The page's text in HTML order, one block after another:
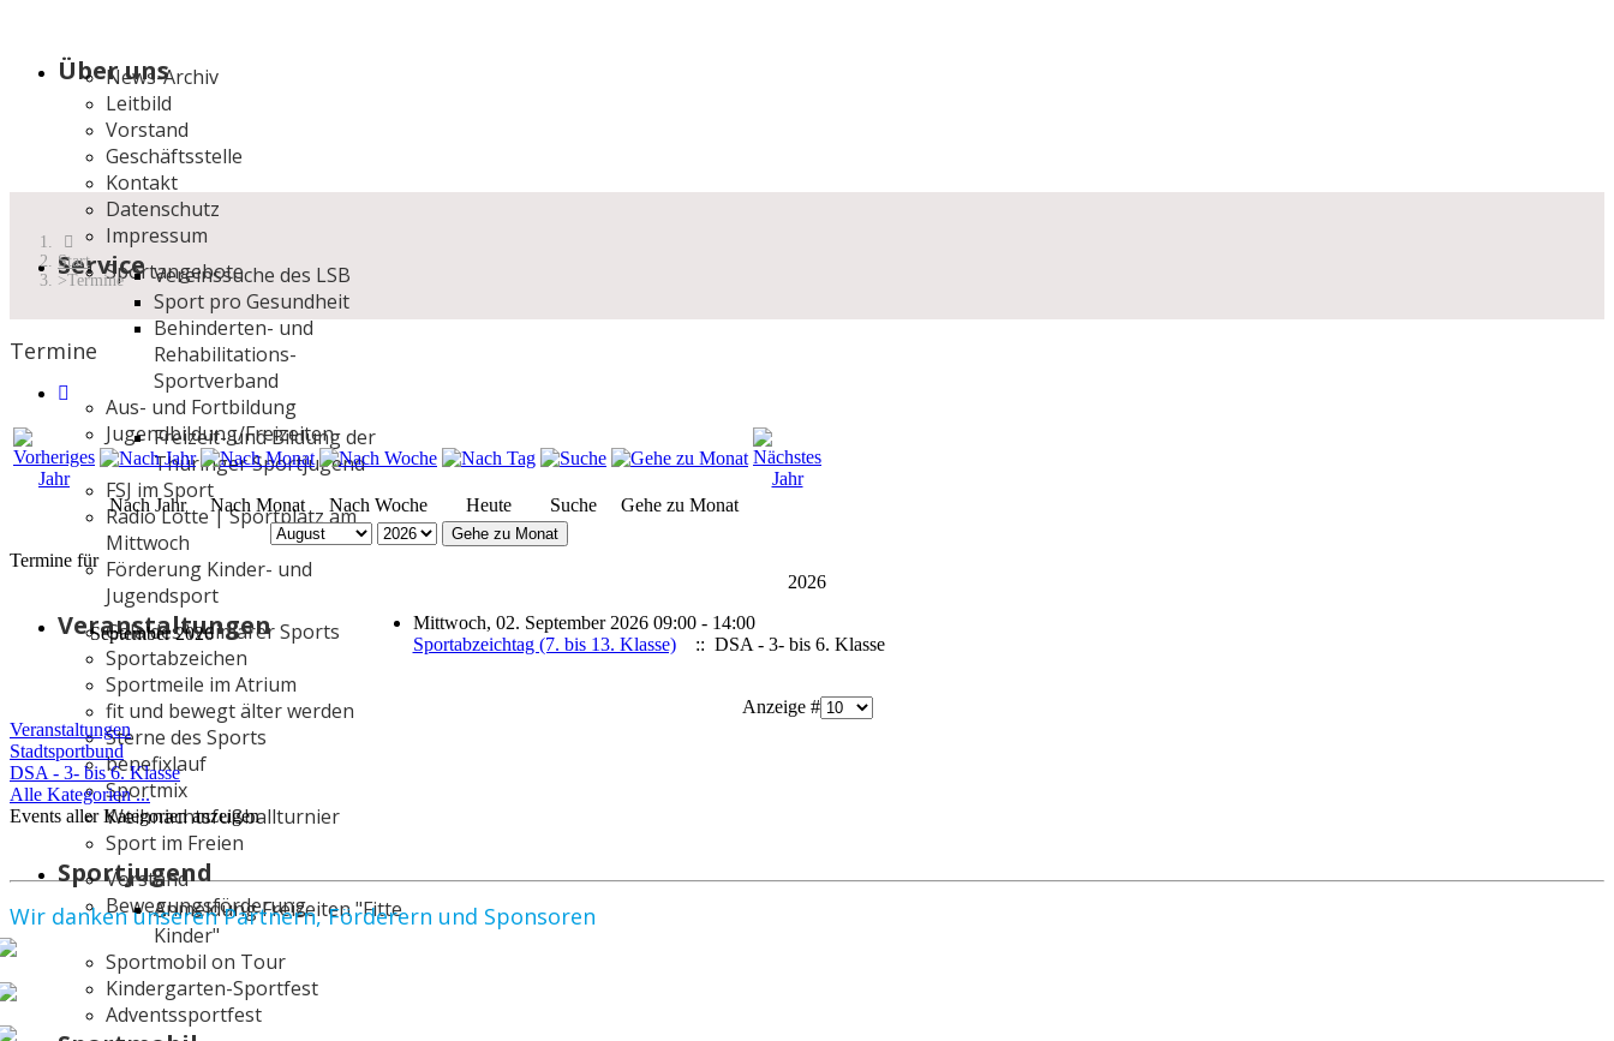
Über uns
News-Archiv
Leitbild
Vorstand
Geschäftsstelle
Kontakt
Datenschutz
Impressum
ServiceSportangebote
Vereinssuche des LSB
Sport pro Gesundheit
Behinderten- und
Rehabilitations-
Sportverband
Aus- und Fortbildung
Jugendbildung/Freizeiten
Freizeit- und Bildung der
Thüringer Sportjugend
FSJ im Sport
Radio Lotte | Sportplatz am
Mittwoch
Förderung Kinder- und
Jugendsport
Veranstaltungen
Gala des Weimarer Sports
Sportabzeichen
Sportmeile im Atrium
fit und bewegt älter werden
Sterne des Sports
benefixlauf
Sportmix
Weihnachtsfußballturnier
Sport im Freien
Sportjugend
Vorstand
Bewegungsförderung
Anmeldung Freizeiten "Fitte
Kinder"
Sportmobil on Tour
Kindergarten-Sportfest
Adventssportfest
Start
Termine
Termine
Nach Jahr Nach Monat Nach Woche Heute Suche Gehe zu Monat
Gehe zu Monat
Termine für
2026
September 2026
Mittwoch, 02. September 2026 09:00 - 14:00
Sportabzeichtag (7. bis 13. Klasse)
:: DSA - 3- bis 6. Klasse
der
Paginierungsliste
Anzeige #
Veranstaltungen
Stadtsportbund
DSA - 3- bis 6. Klasse
Alle Kategorien ...
Events aller Kategorien anzeigen
Wir danken unseren Partnern, Förderern und Sponsoren